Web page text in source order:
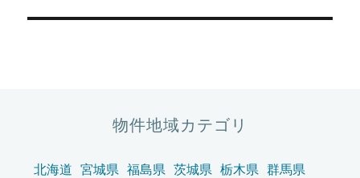
ビ
ン
物件地域カテゴリ
北海道 宮城県 福島県 茨城県 栃木県 群馬県